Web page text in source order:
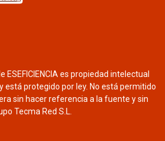
es propiedad intelectual
está protegido por ley. No está permitido
sin hacer referencia a la fuente y sin
Tecma Red S.L.